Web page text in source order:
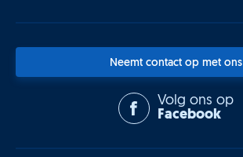
Neemt contact op met ons
Volg ons op
Facebook